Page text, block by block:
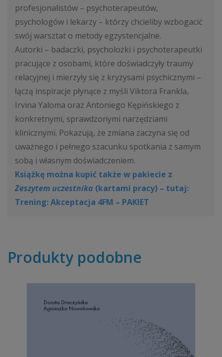
profesjonalistów – psychoterapeutów,
psychologów i lekarzy – którzy chcieliby wzbogacić
swój warsztat o metody egzystencjalne.
Autorki – badaczki, psycholożki i psychoterapeutki
pracujące z osobami, które doświadczyły traumy
relacyjnej i mierzyły się z kryzysami psychicznymi –
łączą inspiracje płynące z myśli Viktora Frankla,
Irvina Yaloma oraz Antoniego Kępińskiego z
konkretnymi, sprawdzonymi narzędziami
klinicznymi. Pokazują, że zmiana zaczyna się od
uważnego i pełnego szacunku spotkania z samym
sobą i własnym doświadczeniem.
Książkę można kupić także w pakiecie z
Zeszytem uczestnika (kartami pracy) – tutaj:
Trening: Akceptacja 4FM – PAKIET
Produkty podobne